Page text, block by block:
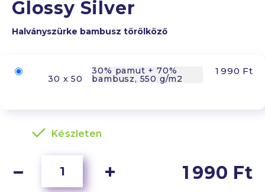
Glossy Silver
Halványszürke bambusz törölköző
30 x 50
30% pamut + 70%
bambusz, 550 g/m2
1 990 Ft
Készleten
1 990 Ft